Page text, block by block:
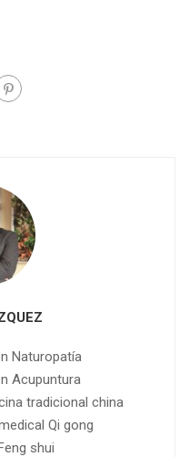
Naturopatía
Acupuntura
tradicional china
Qi gong
shui